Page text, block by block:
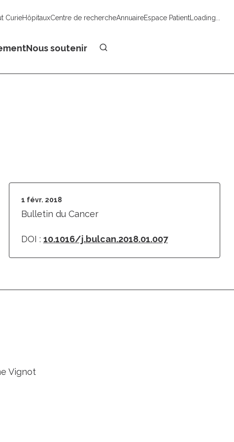
CurieHôpitauxCentre de rechercheAnnuaireEspace PatientLoading...
Nous soutenir
1 févr. 2018
Bulletin du Cancer
DOI : 10.1016/j.bulcan.2018.01.007
Vignot